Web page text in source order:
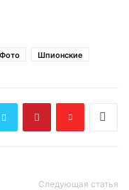
Фото Шпионские
Следующая статья